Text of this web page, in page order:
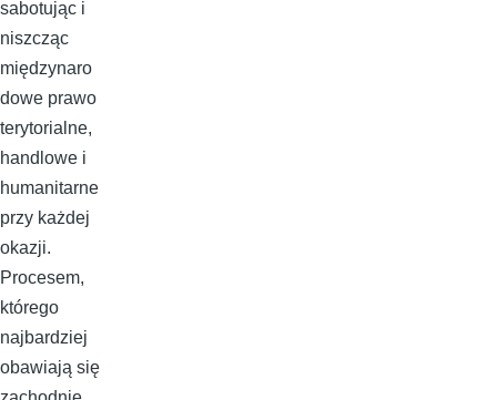
sabotując i
niszcząc
międzynaro
dowe prawo
terytorialne,
handlowe i
humanitarne
przy każdej
okazji.
Procesem,
którego
najbardziej
obawiają się